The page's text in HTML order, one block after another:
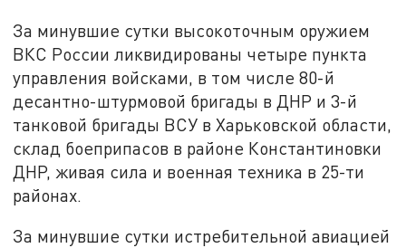
За минувшие сутки высокоточным оружием
ВКС России ликвидированы четыре пункта
управления войсками, в том числе 80-й
десантно-штурмовой бригады в ДНР и 3-й
танковой бригады ВСУ в Харьковской области,
склад боеприпасов в районе Константиновки
ДНР, живая сила и военная техника в 25-ти
районах.
За минувшие сутки истребительной авиацией